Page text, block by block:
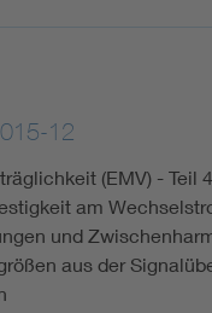
12
(EMV) - Teil
am
und
aus der